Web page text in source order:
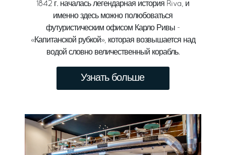
1842 г. началась легендарная история Riva, и
именно здесь можно полюбоваться
футуристическим офисом Карло Ривы -
«Капитанской рубкой», которая возвышается над
водой словно величественный корабль.
Узнать больше